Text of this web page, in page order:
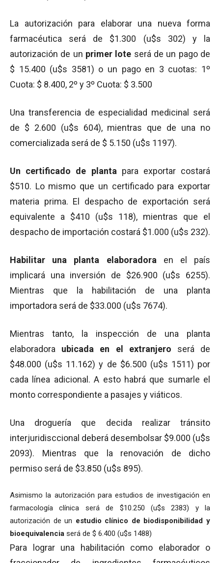
La autorización para elaborar una nueva forma
farmacéutica será de $1.300 (u$s 302) y la
autorización de un primer lote será de un pago de
$ 15.400 (u$s 3581) o un pago en 3 cuotas: 1º
Cuota: $ 8.400, 2º y 3º Cuota: $ 3.500
Una transferencia de especialidad medicinal será
de $ 2.600 (u$s 604), mientras que de una no
comercializada será de $ 5.150 (u$s 1197).
Un certificado de planta para exportar costará
$510. Lo mismo que un certificado para exportar
materia prima. El despacho de exportación será
equivalente a $410 (u$s 118), mientras que el
despacho de importación costará $1.000 (u$s 232).
Habilitar una planta elaboradora en el país
implicará una inversión de $26.900 (u$s 6255).
Mientras que la habilitación de una planta
importadora será de $33.000 (u$s 7674).
Mientras tanto, la inspección de una planta
elaboradora ubicada en el extranjero será de
$48.000 (u$s 11.162) y de $6.500 (u$s 1511) por
cada línea adicional. A esto habrá que sumarle el
monto correspondiente a pasajes y viáticos.
Una droguería que decida realizar tránsito
interjuridisccional deberá desembolsar $9.000 (u$s
2093). Mientras que la renovación de dicho
permiso será de $3.850 (u$s 895).
Asimismo la autorización para estudios de investigación en
farmacología clínica será de $10.250 (u$s 2383) y la
autorización de un estudio clínico de biodisponibilidad y
bioequivalencia será de $ 6.400 (u$s 1488)
Para lograr una habilitación como elaborador o